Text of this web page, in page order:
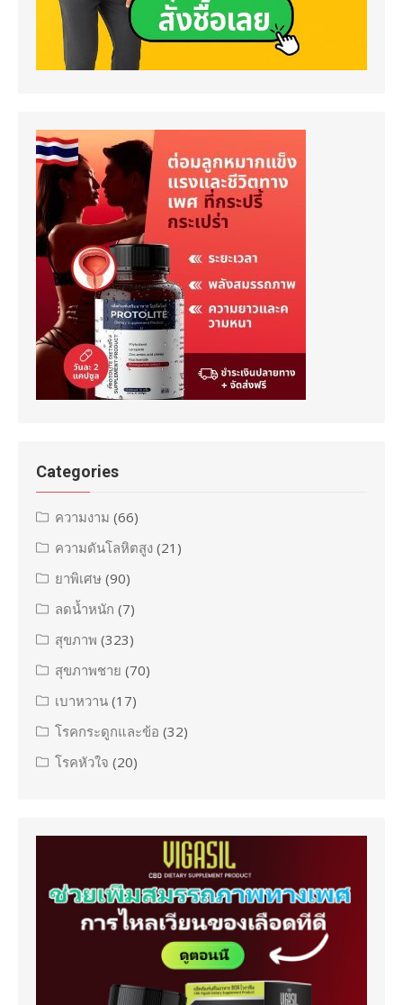
Categories
ความงาม (66)
ความดันโลหิตสูง (21)
ยาพิเศษ (90)
ลดน้ำหนัก (7)
สุขภาพ (323)
สุขภาพชาย (70)
เบาหวาน (17)
โรคกระดูกและข้อ (32)
โรคหัวใจ (20)